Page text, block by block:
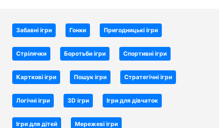
Забавні ігри Гонки Пригодницькі ігри
Стрілячки Боротьби iгри Спортивні ігри
Карткові ігри Пошук ігри Стратегічні ігри
Логічні ігри 3D ігри Ігри для дівчаток
Ігри для дітей Мережеві ігри